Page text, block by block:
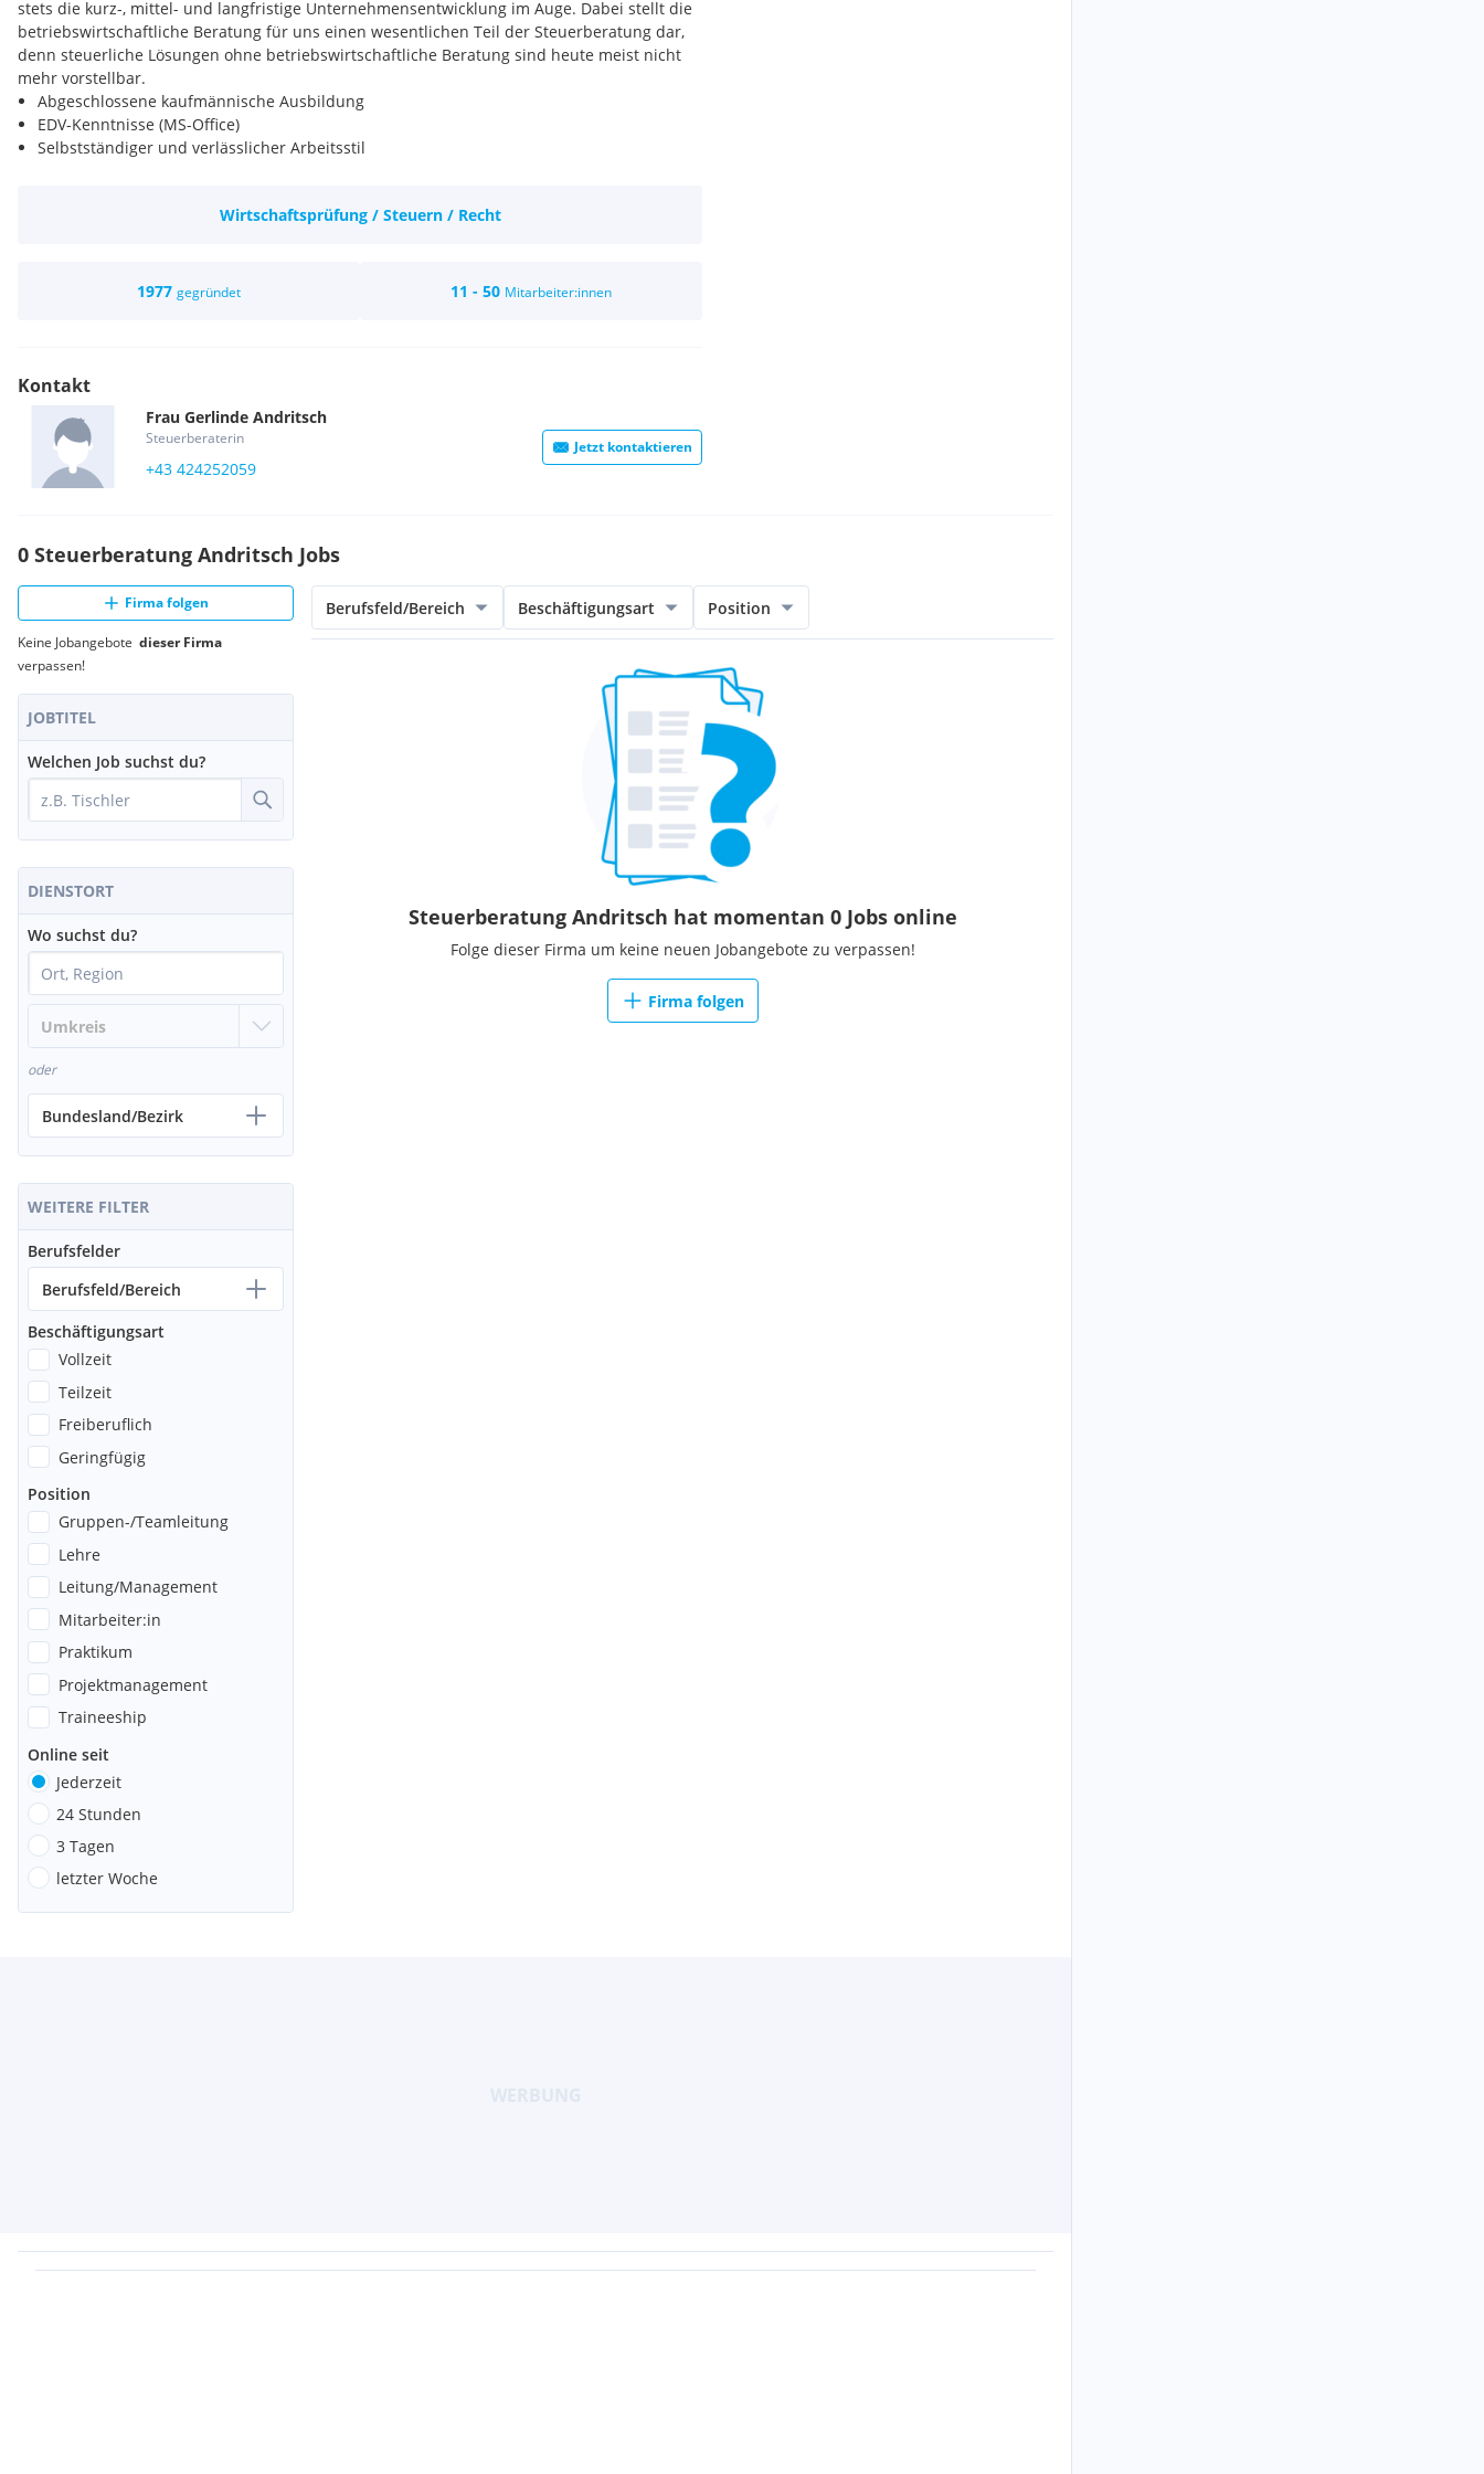
stets die kurz-, mittel- und langfristige Unternehmensentwicklung im Auge. Dabei stellt die
betriebswirtschaftliche Beratung für uns einen wesentlichen Teil der Steuerberatung dar,
denn steuerliche Lösungen ohne betriebswirtschaftliche Beratung sind heute meist nicht
mehr vorstellbar.
Abgeschlossene kaufmännische Ausbildung
EDV-Kenntnisse (MS-Office)
Selbstständiger und verlässlicher Arbeitsstil
Mitarbeit in einem sehr sympathischen Team in einem stabilen Arbeitsumfeld mit
Wir sind bereit über den KV Mindestlohn zu entlohnen und bieten ein attraktives Entgelt,
Wirtschaftsprüfung / Steuern / Recht
1977 gegründet 11 - 50 Mitarbeiter:innen
Kontakt
Frau Gerlinde Andritsch
Steuerberaterin
+43 424252059
Jetzt kontaktieren
0 Steuerberatung Andritsch Jobs
Firma folgen
Keine Jobangebote dieser Firma
verpassen!
JOBTITEL
Welchen Job suchst du?
DIENSTORT
Wo suchst du?
oder
Bundesland/Bezirk
WEITERE FILTER
Berufsfelder
Berufsfeld/Bereich
Beschäftigungsart
Vollzeit
Teilzeit
Freiberuflich
Geringfügig
Position
Gruppen-/Teamleitung
Lehre
Leitung/Management
Mitarbeiter:in
Praktikum
Projektmanagement
Traineeship
Online seit
Jederzeit
24 Stunden
3 Tagen
letzter Woche
Berufsfeld/Bereich Beschäftigungsart Position
Steuerberatung Andritsch hat momentan 0 Jobs online
Folge dieser Firma um keine neuen Jobangebote zu verpassen!
Firma folgen